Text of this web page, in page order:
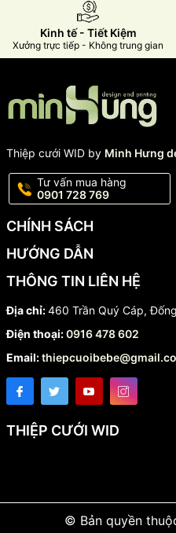
Kinh tế - Tiết Kiệm
Xưởng trực tiếp - Không trung gian
Thiệp cưới WID by Minh Hưng
Tư vấn mua hàng
0901 728 769
CHÍNH SÁCH
HƯỚNG DẪN
THÔNG TIN LIÊN HỆ
Địa chỉ:460 Trần Quý Cáp,
Điện thoại:0916 478 602
Email:
THIỆP CƯỚI WID
© Bản quyền